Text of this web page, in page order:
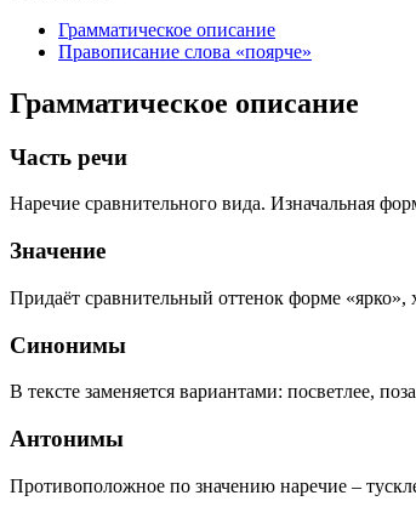
Грамматическое описание
Правописание слова «поярче»
Грамматическое описание
Часть речи
Наречие сравнительного вида. Изначальная
Значение
Придаёт сравнительный оттенок форме
Синонимы
В тексте заменяется вариантами: посветлее,
Антонимы
Противоположное по значению наречие –